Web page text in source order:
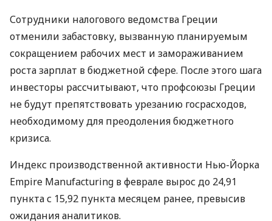
Сотрудники налогового ведомства Греции
отменили забастовку, вызванную планируемым
сокращением рабочих мест и замораживанием
роста зарплат в бюджетной сфере. После этого шага
инвесторы рассчитывают, что профсоюзы Греции
не будут препятствовать урезанию госрасходов,
необходимому для преодоления бюджетного
кризиса.
Индекс производственной активности Нью-Йорка
Empire Manufacturing в феврале вырос до 24,91
пункта с 15,92 пункта месяцем ранее, превысив
ожидания аналитиков.